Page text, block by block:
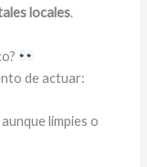
locales.
de actuar:
limpies o